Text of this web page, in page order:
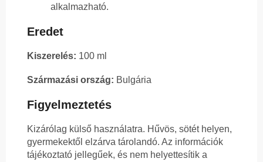
alkalmazható.
Eredet
Kiszerelés: 100 ml
Származási ország: Bulgária
Figyelmeztetés
Kizárólag külső használatra. Hűvös, sötét helyen,
gyermekektől elzárva tárolandó. Az információk
tájékoztató jellegűek, és nem helyettesítik a